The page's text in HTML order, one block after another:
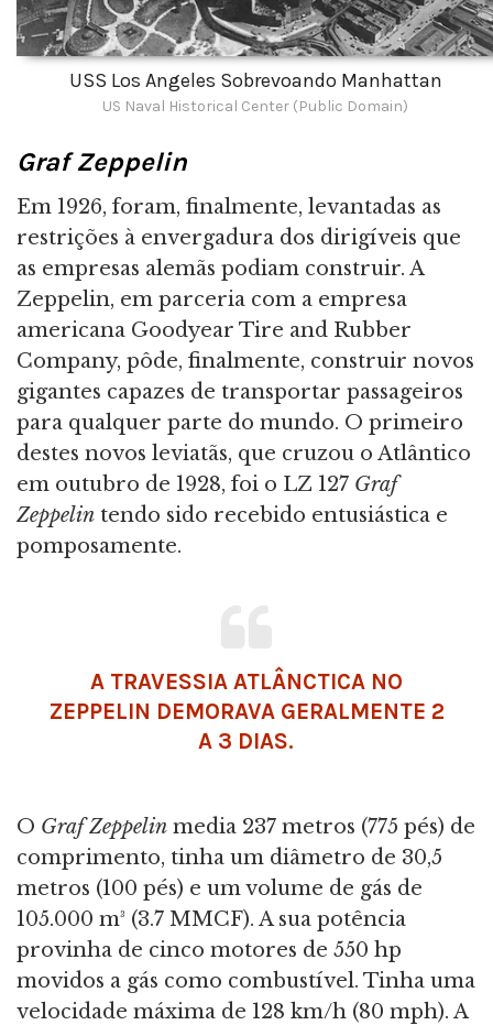
USS Los Angeles Sobrevoando Manhattan
US Naval Historical Center (Public Domain)
Graf Zeppelin
Em 1926, foram, finalmente, levantadas as
restrições à envergadura dos dirigíveis que
as empresas alemãs podiam construir. A
Zeppelin, em parceria com a empresa
americana Goodyear Tire and Rubber
Company, pôde, finalmente, construir novos
gigantes capazes de transportar passageiros
para qualquer parte do mundo. O primeiro
destes novos leviatãs, que cruzou o Atlântico
em outubro de 1928, foi o LZ 127 Graf
Zeppelin tendo sido recebido entusiástica e
pomposamente.
A TRAVESSIA ATLÂNCTICA NO
ZEPPELIN DEMORAVA GERALMENTE 2
A 3 DIAS.
O Graf Zeppelin media 237 metros (775 pés) de
comprimento, tinha um diâmetro de 30,5
metros (100 pés) e um volume de gás de
105.000 m³ (3.7 MMCF). A sua potência
provinha de cinco motores de 550 hp
movidos a gás como combustível. Tinha uma
velocidade máxima de 128 km/h (80 mph). A